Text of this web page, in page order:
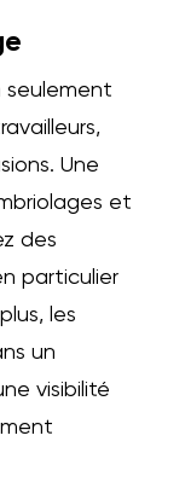
seulement
Une
et
des
particulier
les
un
visibilité